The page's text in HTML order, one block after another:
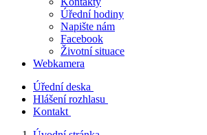
Úřední hodiny
Napište nám
Facebook
Životní situace
Webkamera
Úřední deska
Hlášení rozhlasu
Kontakt